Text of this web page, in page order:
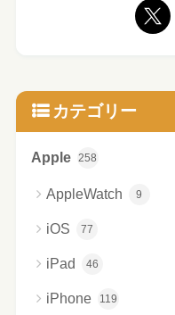
カテゴリー
Apple 258
AppleWatch 9
iOS 77
iPad 46
iPhone 119